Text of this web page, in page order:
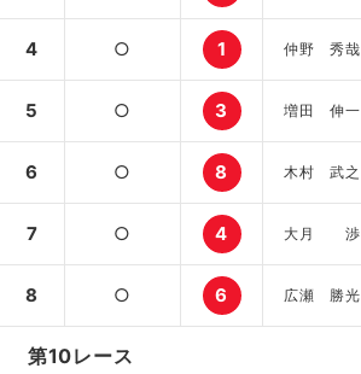
4 ○ 1 仲野 秀哉
5 ○ 3 増田 伸一
6 ○ 8 木村 武之
7 ○ 4 大月 渉
8 ○ 6 広瀬 勝光
第10レース